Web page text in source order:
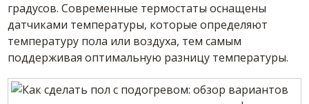
градусов. Современные термостаты оснащены
датчиками температуры, которые определяют
температуру пола или воздуха, тем самым
поддерживая оптимальную разницу температуры.